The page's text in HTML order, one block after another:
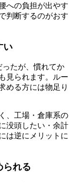
への負担が出やす
判断するのがおす
い
ったが、慣れてか
見られます。ルー
める方には物足り
、工場・倉庫系の
没頭したい・余計
は逆にメリットに
られる